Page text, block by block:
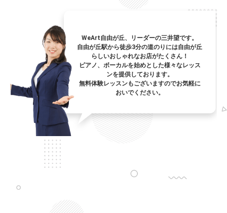
WeArt自由が丘、リーダーの三井望です。
自由が丘駅から徒歩3分の道のりには自由が丘
らしいおしゃれなお店がたくさん！
ピアノ、ボーカルを始めとした様々なレッス
ンを提供しております。
無料体験レッスンもございますのでお気軽に
おいでください。